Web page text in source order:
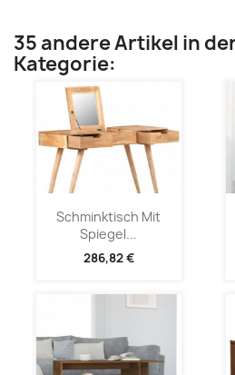
35 andere Artikel in
Kategorie:
Schminktisch Mit
Spiegel...
286,82 €